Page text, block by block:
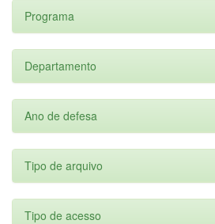
Programa
Departamento
Ano de defesa
Tipo de arquivo
Tipo de acesso